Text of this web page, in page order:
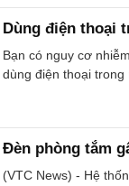
Dùng điện thoại
Bạn có nguy cơ
dùng điện thoại trong
Đèn phòng tắm
(VTC News) - Hệ